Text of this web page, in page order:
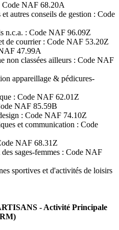
Code NAF 68.20A
autres conseils de gestion : Code
n.c.a. : Code NAF 96.09Z
de courrier : Code NAF 53.20Z
47.99A
non classées ailleurs : Code NAF
appareillage & pédicures-
: Code NAF 62.01Z
NAF 85.59B
: Code NAF 74.10Z
et communication : Code
NAF 68.31Z
sages-femmes : Code NAF
sportives et d'activités de loisirs
- Activité Principale